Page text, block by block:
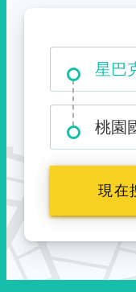
星巴
大霸
桃園
現在